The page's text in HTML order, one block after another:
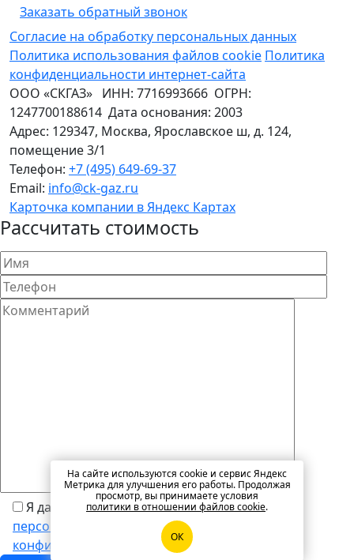
Заказать обратный звонок
Согласие на обработку персональных данных
Политика использования файлов cookie Политика
конфиденциальности интернет-сайта
ООО «СКГАЗ» ИНН: 7716993666 ОГРН:
1247700188614 Дата основания: 2003
Адрес: 129347, Москва, Ярославское ш, д. 124,
помещение 3/1
Телефон: +7 (495) 649-69-37
Email: info@ck-gaz.ru
Карточка компании в Яндекс Картах
Рассчитать стоимость
Я даю своесогласие на обработку моих
персональных данных
и согласен с
конфиденциальности
На сайте используются cookie и сервис Яндекс
Метрика для улучшения его работы. Продолжая
просмотр, вы принимаете условия
политики в отношении файлов cookie.
ОК